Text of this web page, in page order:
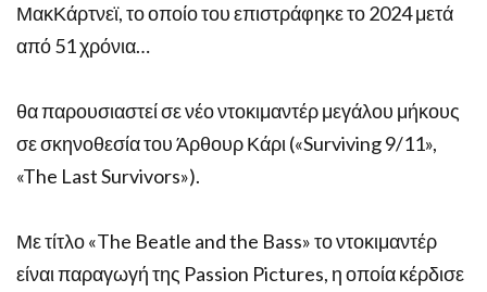
ΜακΚάρτνεϊ, το οποίο του επιστράφηκε το 2024 μετά
από 51 χρόνια…
θα παρουσιαστεί σε νέο ντοκιμαντέρ μεγάλου μήκους
σε σκηνοθεσία του Άρθουρ Κάρι («Surviving 9/11»,
«The Last Survivors»).
Με τίτλο «The Beatle and the Bass» το ντοκιμαντέρ
είναι παραγωγή της Passion Pictures, η οποία κέρδισε